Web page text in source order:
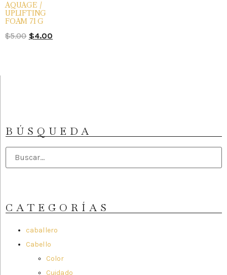
AQUAGE /
UPLIFTING
FOAM 71 G
$5.00 $4.00
BÚSQUEDA
CATEGORÍAS
caballero
Cabello
Color
Cuidado